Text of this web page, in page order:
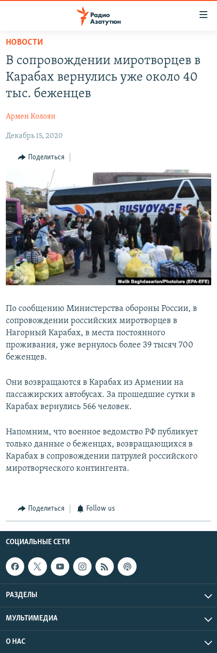
Перейти
основному
содержанию
Перейти
основной
навигации
Перейти
поиску
НОВОСТИ
ПОЛИТИКА
ЭКОНОМИКА
РЕГИОН
НАГОРНЫЙ КАРАБАХ
СПОРТ
АРХИВ
Հայերեն
English
Русский
НОВОСТИ
В сопровождении миротворцев в
Карабах вернулись уже около 40
тыс. беженцев
Армен Колоян
Декабрь 15, 2020
Поделиться
По сообщению Министерства обороны России, в
сопровождении российских миротворцев в
Нагорный Карабах, в места постоянного
проживания, уже вернулось более 39 тысяч 700
беженцев.
Они возвращаются в Карабах из Армении на
пассажирских автобусах. За прошедшие сутки в
Карабах вернулись 566 человек.
Напомним, что военное ведомство РФ публикует
только данные о беженцах, возвращающихся в
Карабах в сопровождении патрулей российского
миротворческого контингента.
Поделиться Follow us
СОЦИАЛЬНЫЕ СЕТИ
РАЗДЕЛЫ
МУЛЬТИМЕДИА
О НАС